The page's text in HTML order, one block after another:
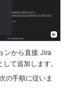
ンから直接 Jira
て追加します。
の手順に従いま